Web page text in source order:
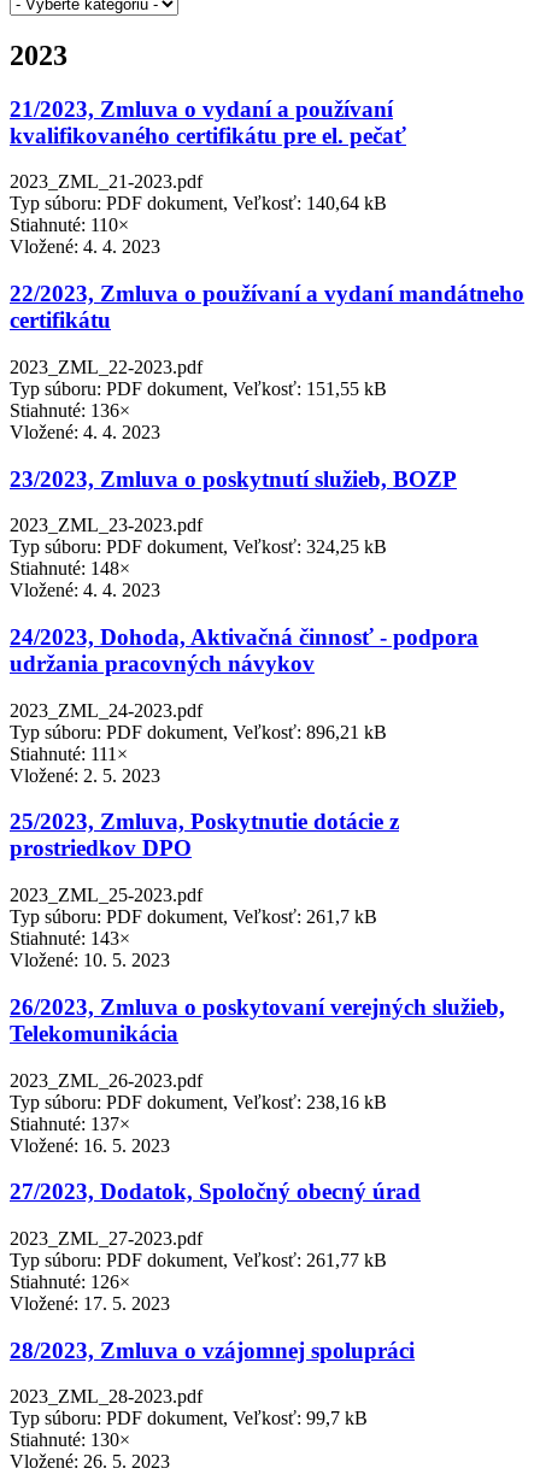
2023
21/2023, Zmluva o vydaní a používaní
kvalifikovaného certifikátu pre el. pečať
2023_ZML_21-2023.pdf
Typ súboru: PDF dokument, Veľkosť: 140,64 kB
Stiahnuté: 110×
Vložené: 4. 4. 2023
22/2023, Zmluva o používaní a vydaní mandátneho
certifikátu
2023_ZML_22-2023.pdf
Typ súboru: PDF dokument, Veľkosť: 151,55 kB
Stiahnuté: 136×
Vložené: 4. 4. 2023
23/2023, Zmluva o poskytnutí služieb, BOZP
2023_ZML_23-2023.pdf
Typ súboru: PDF dokument, Veľkosť: 324,25 kB
Stiahnuté: 148×
Vložené: 4. 4. 2023
24/2023, Dohoda, Aktivačná činnosť - podpora
udržania pracovných návykov
2023_ZML_24-2023.pdf
Typ súboru: PDF dokument, Veľkosť: 896,21 kB
Stiahnuté: 111×
Vložené: 2. 5. 2023
25/2023, Zmluva, Poskytnutie dotácie z
prostriedkov DPO
2023_ZML_25-2023.pdf
Typ súboru: PDF dokument, Veľkosť: 261,7 kB
Stiahnuté: 143×
Vložené: 10. 5. 2023
26/2023, Zmluva o poskytovaní verejných služieb,
Telekomunikácia
2023_ZML_26-2023.pdf
Typ súboru: PDF dokument, Veľkosť: 238,16 kB
Stiahnuté: 137×
Vložené: 16. 5. 2023
27/2023, Dodatok, Spoločný obecný úrad
2023_ZML_27-2023.pdf
Typ súboru: PDF dokument, Veľkosť: 261,77 kB
Stiahnuté: 126×
Vložené: 17. 5. 2023
28/2023, Zmluva o vzájomnej spolupráci
2023_ZML_28-2023.pdf
Typ súboru: PDF dokument, Veľkosť: 99,7 kB
Stiahnuté: 130×
Vložené: 26. 5. 2023